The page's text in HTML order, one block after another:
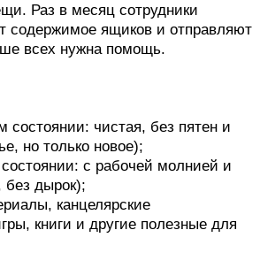
Раз в месяц сотрудники
содержимое ящиков и отправляют
всех нужна помощь.
чистая, без пятен и
но только новое);
с рабочей молнией и
дырок);
канцелярские
книги и другие полезные для